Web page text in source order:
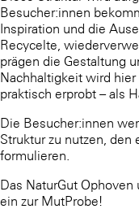
Besucher:innen
Inspiration und die
Recycelte,
prägen die Gestaltung
Nachhaltigkeit wird
praktisch erprobt – als
Die Besucher:innen
Struktur zu nutzen, den
formulieren.
Das NaturGut
ein zur MutProbe!